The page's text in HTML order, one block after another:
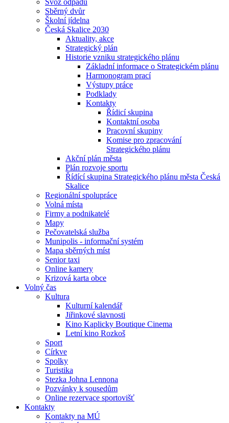
Svoz odpadů
Sběrný dvůr
Školní jídelna
Česká Skalice 2030
Aktuality, akce
Strategický plán
Historie vzniku strategického plánu
Základní informace o Strategickém plánu
Harmonogram prací
Výstupy práce
Podklady
Kontakty
Řídicí skupina
Kontaktní osoba
Pracovní skupiny
Komise pro zpracování
Strategického plánu
Akční plán města
Plán rozvoje sportu
Řídící skupina Strategického plánu města Česká
Skalice
Regionální spolupráce
Volná místa
Firmy a podnikatelé
Mapy
Pečovatelská služba
Munipolis - informační systém
Mapa sběrných míst
Senior taxi
Online kamery
Krizová karta obce
Volný čas
Kultura
Kulturní kalendář
Jiřinkové slavnosti
Kino Kaplicky Boutique Cinema
Letní kino Rozkoš
Sport
Církve
Spolky
Turistika
Stezka Johna Lennona
Pozvánky k sousedům
Online rezervace sportovišť
Kontakty
Kontakty na MÚ